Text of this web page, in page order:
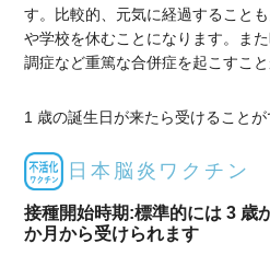
す。比較的、元気に経過すること
や学校を休むことになります。ま
調症など重篤な合併症を起こすこと
1 歳の誕生日が来たら受けることが
日本脳炎ワクチン
接種開始時期:標準的には 3 歳
か月から受けられます